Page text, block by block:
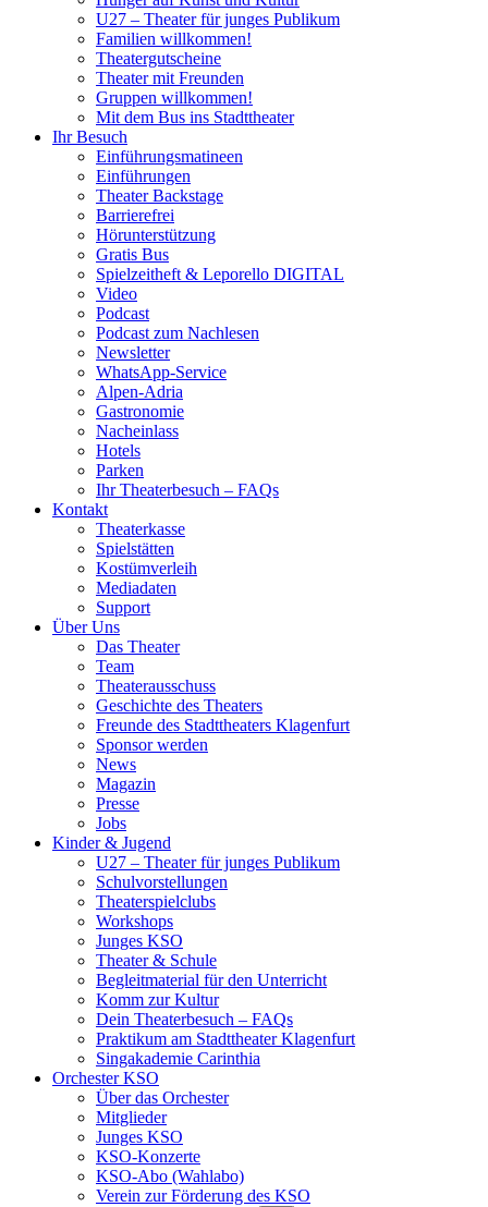
U27 – Theater für junges Publikum
Familien willkommen!
Theatergutscheine
Theater mit Freunden
Gruppen willkommen!
Mit dem Bus ins Stadttheater
Ihr Besuch
Einführungsmatineen
Einführungen
Theater Backstage
Barrierefrei
Hörunterstützung
Gratis Bus
Spielzeitheft & Leporello DIGITAL
Video
Podcast
Podcast zum Nachlesen
Newsletter
WhatsApp-Service
Alpen-Adria
Gastronomie
Nacheinlass
Hotels
Parken
Ihr Theaterbesuch – FAQs
Kontakt
Theaterkasse
Spielstätten
Kostümverleih
Mediadaten
Support
Über Uns
Das Theater
Team
Theaterausschuss
Geschichte des Theaters
Freunde des Stadttheaters Klagenfurt
Sponsor werden
News
Magazin
Presse
Jobs
Kinder & Jugend
U27 – Theater für junges Publikum
Schulvorstellungen
Theaterspielclubs
Workshops
Junges KSO
Theater & Schule
Begleitmaterial für den Unterricht
Komm zur Kultur
Dein Theaterbesuch – FAQs
Praktikum am Stadttheater Klagenfurt
Singakademie Carinthia
Orchester KSO
Über das Orchester
Mitglieder
Junges KSO
KSO-Konzerte
KSO-Abo (Wahlabo)
Verein zur Förderung des KSO